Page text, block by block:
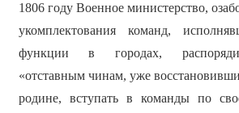
1806 году Военное министерство,
укомплектования команд,
функции в городах,
«отставным чинам, уже
родине, вступать в команды по